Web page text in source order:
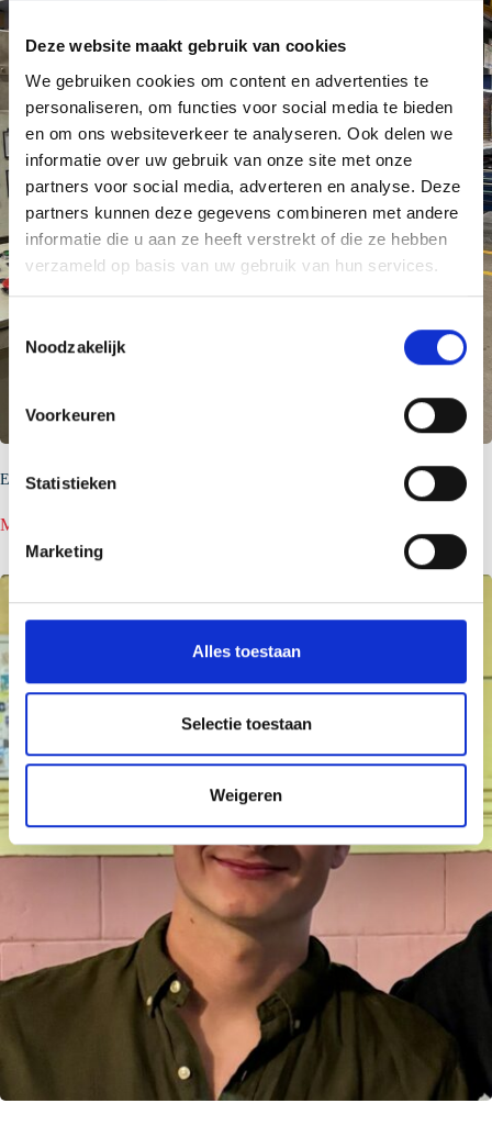
Deze website maakt gebruik van cookies
We gebruiken cookies om content en advertenties te
personaliseren, om functies voor social media te bieden
en om ons websiteverkeer te analyseren. Ook delen we
informatie over uw gebruik van onze site met onze
partners voor social media, adverteren en analyse. Deze
partners kunnen deze gegevens combineren met andere
informatie die u aan ze heeft verstrekt of die ze hebben
verzameld op basis van uw gebruik van hun services.
T
o
m
i
s
e
l
e
c
t
i
e
Noodzakelijk
Voorkeuren
Statistieken
Marketing
Alles toestaan
Selectie toestaan
Weigeren
Even voorstellen…..Akan Yucel
Meer lezen
Even
voorstellen…..Akan